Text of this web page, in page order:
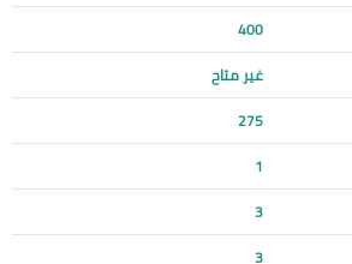
400
غير متاح
275
1
3
3